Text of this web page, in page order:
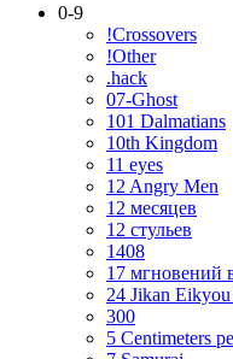
0-9
!Crossovers
!Other
.hack
07-Ghost
101 Dalmatians
10th Kingdom
11 eyes
12 Angry Men
12 месяцев
12 стульев
1408
17 мгновений
24 Jikan
300
5 Centimeters